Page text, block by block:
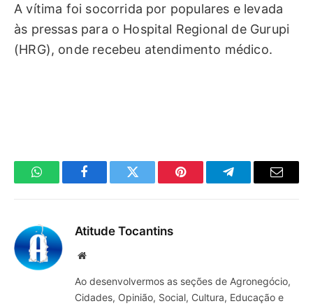
A vítima foi socorrida por populares e levada
às pressas para o Hospital Regional de Gurupi
(HRG), onde recebeu atendimento médico.
WhatsAppFacebookTwitter Pinterest TelegramaE-
Atitude Tocantins
Site
Ao desenvolvermos as seções de Agronegócio,
Cidades, Opinião, Social, Cultura, Educação e